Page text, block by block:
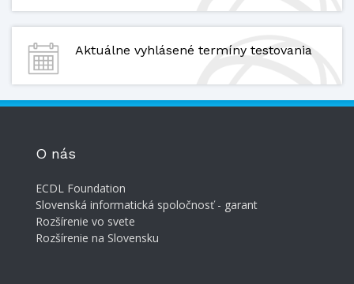
Aktuálne vyhlásené termíny testovania
O nás
ECDL Foundation
Slovenská informatická spoločnosť - garant
Rozšírenie vo svete
Rozšírenie na Slovensku